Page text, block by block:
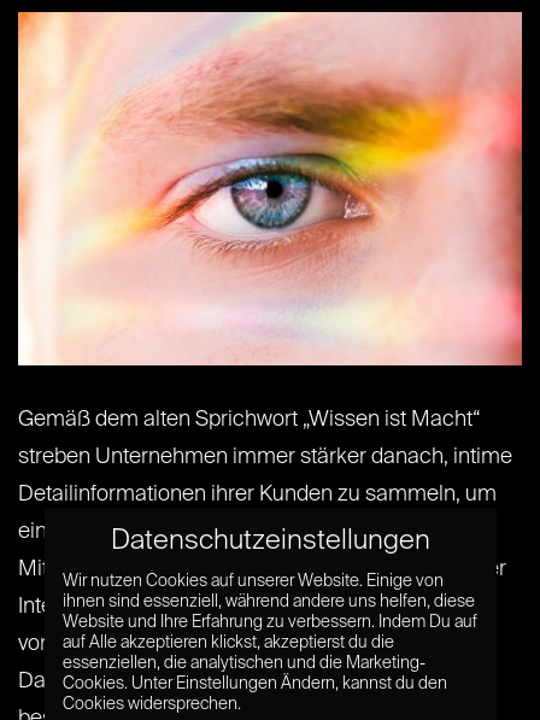
Gemäß dem alten Sprichwort „Wissen ist Macht“
streben Unternehmen immer stärker danach, intime
Detailinformationen ihrer Kunden zu sammeln, um
einen Wettbewerbsvorteil gegenüber ihren
Mitstreitern zu erhalten. Der Anstieg von künstlicher
Intelligenz oder auch der KI – also Algorithmen, die
von Maschinen dazu verwendet werden, riesige
Datenmengen auszuwerten – stellt eine
Datenschutzeinstellungen
Wir nutzen Cookies auf unserer Website. Einige von
ihnen sind essenziell, während andere uns helfen, diese
Website und Ihre Erfahrung zu verbessern. Indem Du auf
auf Alle akzeptieren klickst, akzeptierst du die
essenziellen, die analytischen und die Marketing-
Cookies. Unter Einstellungen Ändern, kannst du den
Cookies widersprechen.